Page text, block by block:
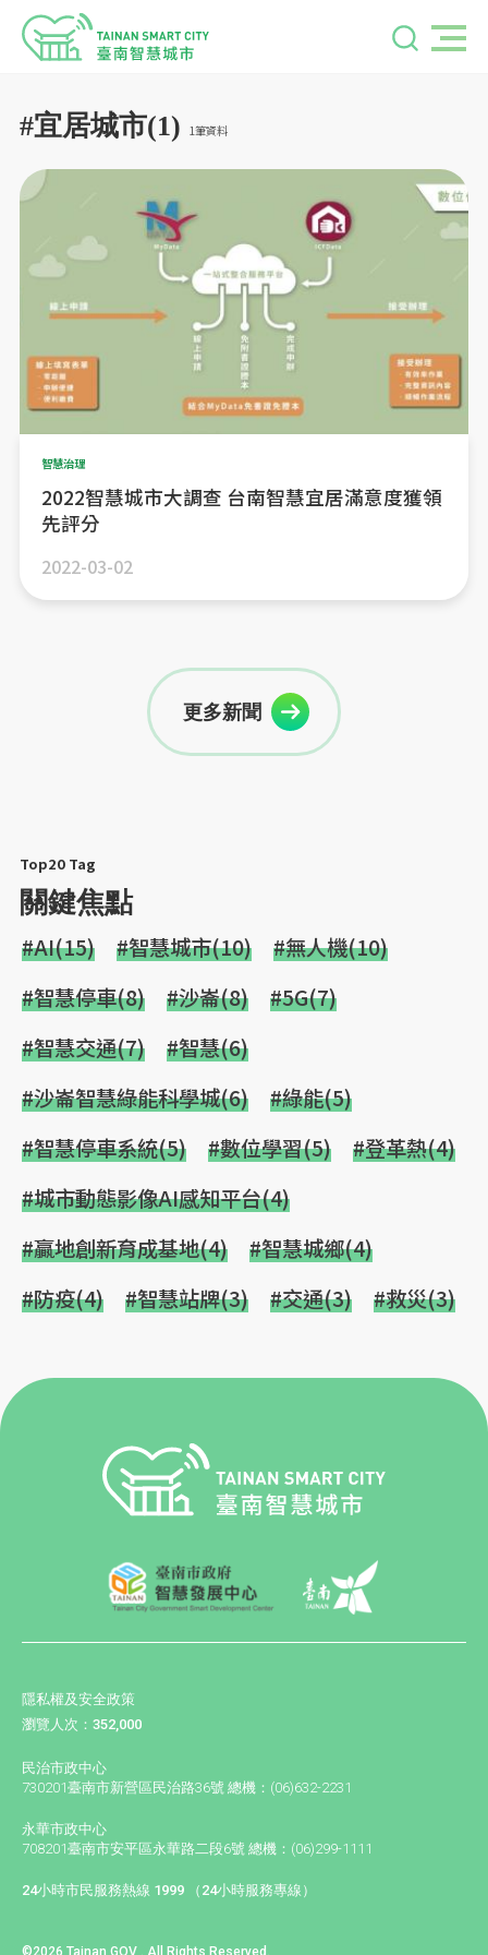
#宜居城市(1) 1筆資料
2022智慧城市大調查 台南智慧宜居滿意度獲領
先評分
智慧治理
2022-03-02
更多新聞
Top20 Tag
關鍵焦點
#AI(15) #智慧城市(10)
#無人機(10)
#智慧停車(8)
#沙崙(8)
#5G(7)
#智慧交通(7)
#智慧(6)
#沙崙智慧綠能科學城(6)
#綠能(5)
#智慧停車系統(5)
#數位學習(5)
#登革熱(4)
#城市動態影像AI感知平台(4)
#贏地創新育成基地(4)
#智慧城鄉(4)
#防疫(4)
#智慧站牌(3) #交通(3) #救災(3)
隱私權及安全政策
瀏覽人次：352,000
民治市政中心
730201臺南市新營區民治路36號 總機：(06)632-2231
永華市政中心
708201臺南市安平區永華路二段6號 總機：(06)299-1111
24小時市民服務熱線 1999 （24小時服務專線）